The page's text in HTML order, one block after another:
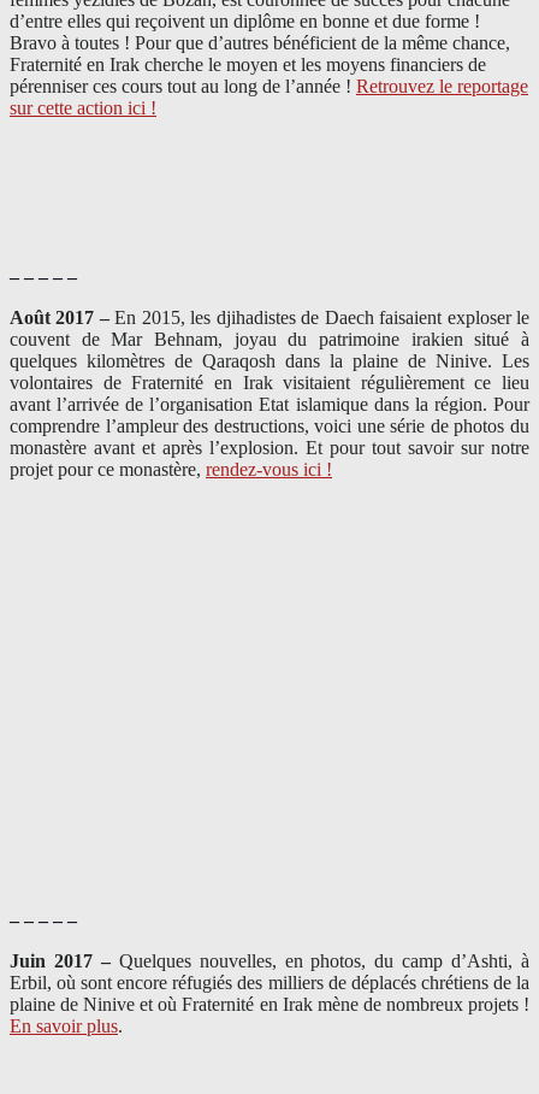
d’entre elles qui reçoivent un diplôme en bonne et due forme !
Bravo à toutes ! Pour que d’autres bénéficient de la même chance,
Fraternité en Irak cherche le moyen et les moyens financiers de
pérenniser ces cours tout au long de l’année ! Retrouvez le reportage
sur cette action ici !
– – – – –
Août 2017 –En 2015, les djihadistes de Daech faisaient exploser le
couvent de Mar Behnam, joyau du patrimoine irakien situé à
quelques kilomètres de Qaraqosh dans la plaine de Ninive. Les
volontaires de Fraternité en Irak visitaient régulièrement ce lieu
avant l’arrivée de l’organisation Etat islamique dans la région. Pour
comprendre l’ampleur des destructions, voici une série de photos du
monastère avant et après l’explosion. Et pour tout savoir sur notre
projet pour ce monastère, rendez-vous ici !
– – – – –
Juin 2017 – Quelques nouvelles, en photos, du camp d’Ashti, à
Erbil, où sont encore réfugiés des milliers de déplacés chrétiens de la
plaine de Ninive et où Fraternité en Irak mène de nombreux projets !
En savoir plus.